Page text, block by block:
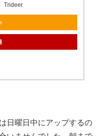
Trideer
日曜日中にアップするの